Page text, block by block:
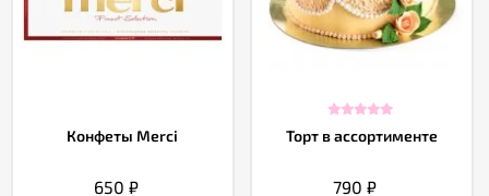
Конфеты Merci
650 ₽
Торт в ассортименте
790₽